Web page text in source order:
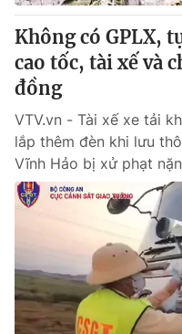
Không có GPLX,
cao tốc, tài xế và
đồng
VTV.vn - Tài xế xe tải
lắp thêm đèn khi lưu
Vĩnh Hảo bị xử phạt